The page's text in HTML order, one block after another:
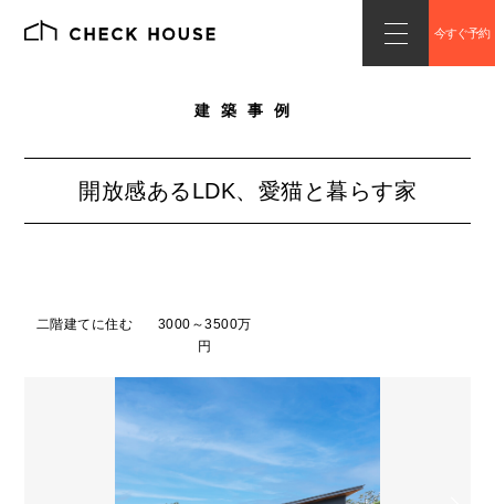
今すぐ予約
建築事例
開放感あるLDK、愛猫と暮らす家
二階建てに住む
3000～3500万
円